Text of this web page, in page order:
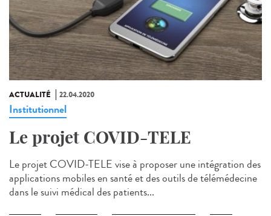
ACTUALITÉ 22.04.2020
Institutionnel
Le projet COVID-TELE
Le projet COVID-TELE vise à proposer une intégration des
applications mobiles en santé et des outils de télémédecine
dans le suivi médical des patients...